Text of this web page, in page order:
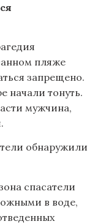
пляже
запрещено.
начали тонуть.
мужчина,
обнаружили
спасатели
в воде,